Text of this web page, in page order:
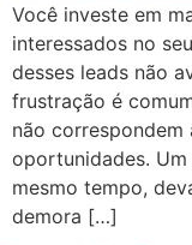
Você investe em
interessados no
desses leads não
frustração é
não
oportunidades.
mesmo tempo,
demora […]